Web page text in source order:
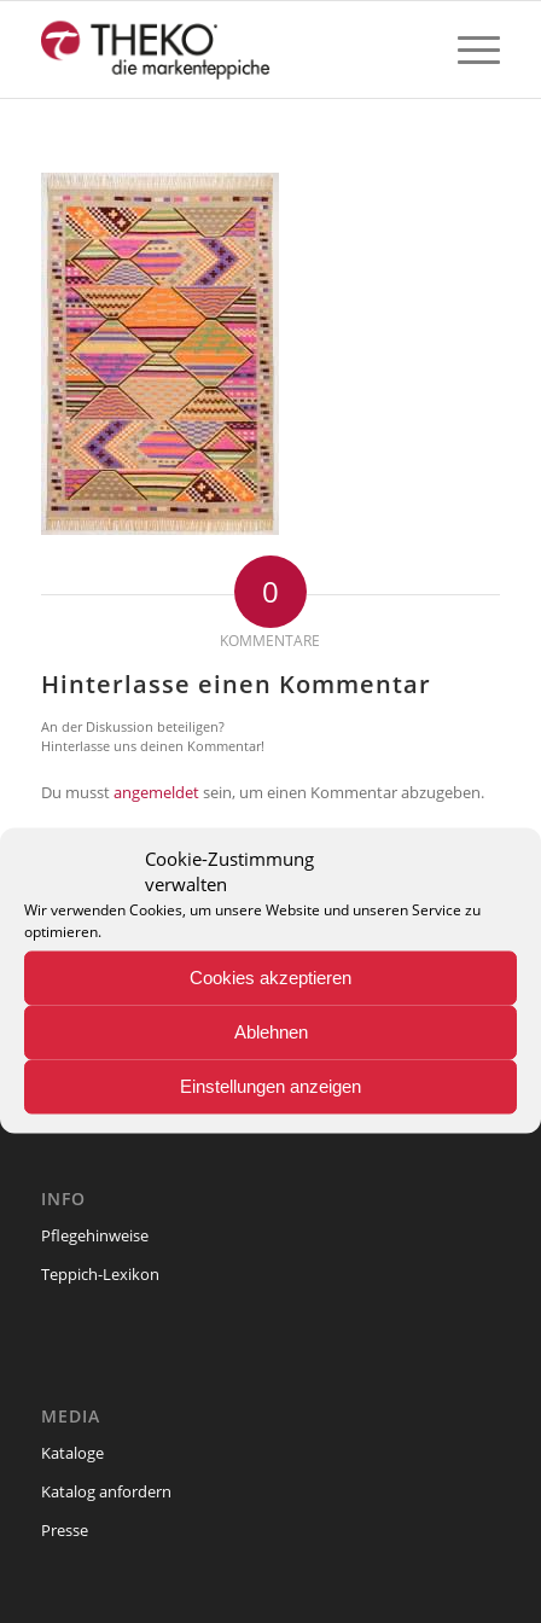
Cookie-Zustimmung
verwalten
Wir verwenden Cookies, um unsere Website und unseren Service zu
optimieren.
Cookies akzeptieren
Ablehnen
Einstellungen anzeigen
0
KOMMENTARE
Hinterlasse einen Kommentar
An der Diskussion beteiligen?
Hinterlasse uns deinen Kommentar!
Du musstangemeldetsein, um einen Kommentar abzugeben.
THEO KELLER GMBH
phone: + 49 (2327) 3083 - 20
e-mail:info@theko-collection.com
INFO
Pflegehinweise
Teppich-Lexikon
MEDIA
Kataloge
Katalog anfordern
Presse